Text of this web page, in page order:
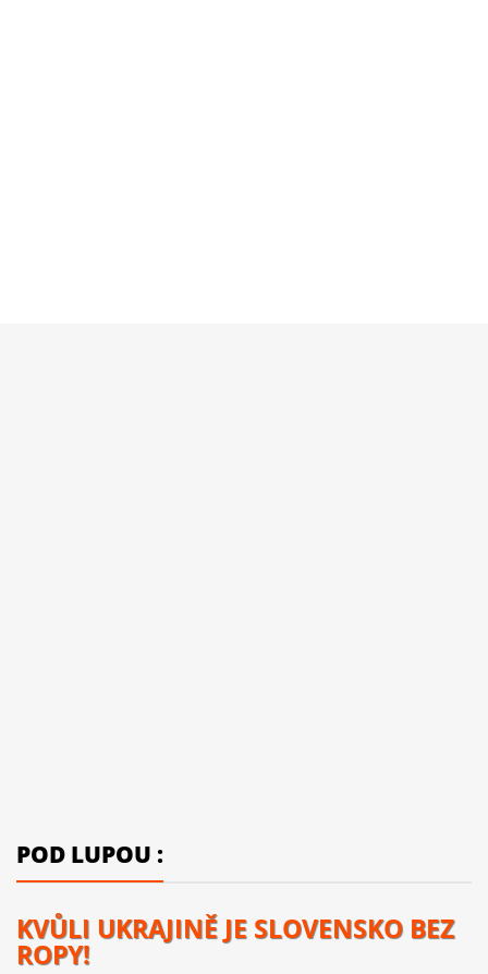
POD LUPOU :
KVŮLI UKRAJINĚ JE SLOVENSKO BEZ
ROPY!